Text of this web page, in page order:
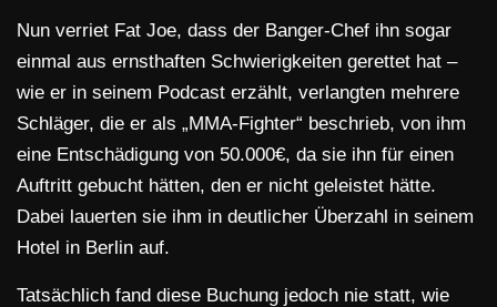
Nun verriet Fat Joe, dass der Banger-Chef ihn sogar
einmal aus ernsthaften Schwierigkeiten gerettet hat –
wie er in seinem Podcast erzählt, verlangten mehrere
Schläger, die er als „MMA-Fighter“ beschrieb, von ihm
eine Entschädigung von 50.000€, da sie ihn für einen
Auftritt gebucht hätten, den er nicht geleistet hätte.
Dabei lauerten sie ihm in deutlicher Überzahl in seinem
Hotel in Berlin auf.
Tatsächlich fand diese Buchung jedoch nie statt, wie